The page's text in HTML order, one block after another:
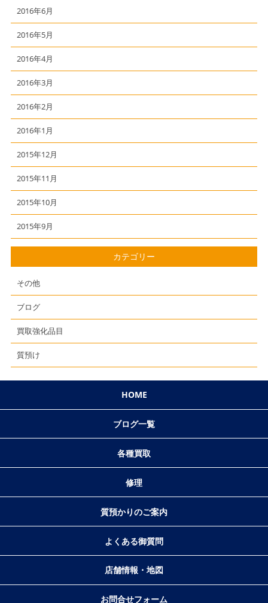
2016年6月
2016年5月
2016年4月
2016年3月
2016年2月
2016年1月
2015年12月
2015年11月
2015年10月
2015年9月
カテゴリー
その他
ブログ
買取強化品目
質預け
HOME
ブログ一覧
各種買取
修理
質預かりのご案内
よくある御質問
店舗情報・地図
お問合せフォーム